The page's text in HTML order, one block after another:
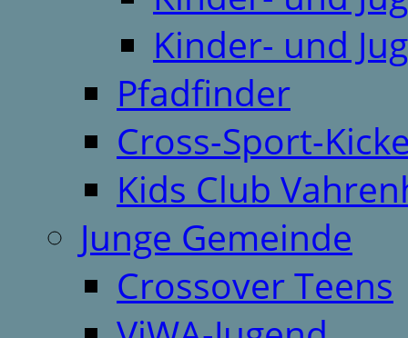
Kinder- und
Pfadfinder
Cross-Sport-
Kids Club
Junge Gemeinde
Crossover Teens